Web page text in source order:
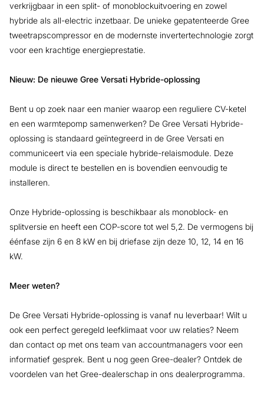
verkrijgbaar in een split- of monoblockuitvoering en zowel
hybride als all-electric inzetbaar. De unieke gepatenteerde Gree
tweetrapscompressor en de modernste invertertechnologie zorgt
voor een krachtige energieprestatie.
Nieuw: De nieuwe Gree Versati Hybride-oplossing
Bent u op zoek naar een manier waarop een reguliere CV-ketel
en een warmtepomp samenwerken? De Gree Versati Hybride-
oplossing is standaard geïntegreerd in de Gree Versati en
communiceert via een speciale hybride-relaismodule. Deze
module is direct te bestellen en is bovendien eenvoudig te
installeren.
Onze Hybride-oplossing is beschikbaar als monoblock- en
splitversie en heeft een COP-score tot wel 5,2. De vermogens bij
éénfase zijn 6 en 8 kW en bij driefase zijn deze 10, 12, 14 en 16
kW.
Meer weten?
De Gree Versati Hybride-oplossing is vanaf nu leverbaar! Wilt u
ook een perfect geregeld leefklimaat voor uw relaties? Neem
dan contact op met ons team van accountmanagers voor een
informatief gesprek. Bent u nog geen Gree-dealer? Ontdek de
voordelen van het Gree-dealerschap in ons dealerprogramma.